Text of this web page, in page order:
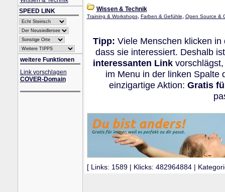
SPEED LINK
weitere Funktionen
Link vorschlagen
COVER-Domain
Wissen & Technik
Training & Workshops, Farben & Gefühle, Open Source &
Tipp: Viele Menschen klicken
dass sie interessiert. Deshalb
interessanten Linkvorschlägst,
im Menu in der linken Spalte
einzigartige Aktion: Gratis
[ Links: 1589 | Klicks: 482964884 |